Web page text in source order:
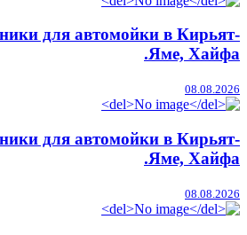
для автомойки в Кирьят-
Яме, Хайфа.
08.08.2026
для автомойки в Кирьят-
Яме, Хайфа.
08.08.2026